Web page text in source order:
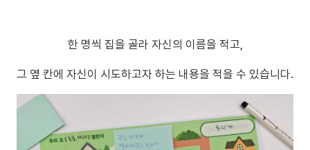
한 명씩 집을 골라 자신의 이름을 적고,
그 옆 칸에 자신이 시도하고자 하는 내용을 적을 수 있습니다.